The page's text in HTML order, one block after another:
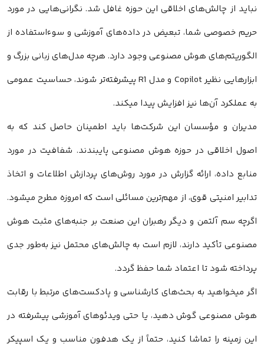
نباید از چالش‌های اخلاقی این حوزه غافل شد. نگرانی‌هایی در مورد
حریم خصوصی شما، تبعیض در داده‌های آموزشی و سوءاستفاده از
الگوریتم‌های هوش مصنوعی وجود دارد. هرچه مدل‌های زبانی بزرگ و
ابزارهایی نظیر Copilot و مدل R1 پیشرفته‌تر شوند، حساسیت عمومی
به عملکرد آن‌ها نیز افزایش پیدا میکند.
مدیران و مؤسسان این شرکت‌ها باید اطمینان حاصل کند که به
اصول اخلاقی در حوزه هوش مصنوعی پایبندند. شفافیت در مورد
منابع داده، ارائه گزارش در مورد روش‌های پردازش اطلاعات و اتخاذ
تدابیر امنیتی قوی، از مهم‌ترین مسائلی است که امروزه مطرح میشود.
اگرچه سم آلتمن و دیگر رهبران این صنعت بر جنبه‌های مثبت هوش
مصنوعی تأکید دارند، لازم است به چالش‌های محتمل نیز به‌طور جدی
پرداخته شود تا اعتماد شما حفظ گردد.
اگر میخواهید به بحث‌های کارشناسی و پادکست‌های مرتبط با رقابت
هوش مصنوعی گوش دهید، یا حتی ویدئوهای آموزشی پیشرفته در
این زمینه را تماشا کنید، حتماً از یک هدفون مناسب و یک اسپیکر